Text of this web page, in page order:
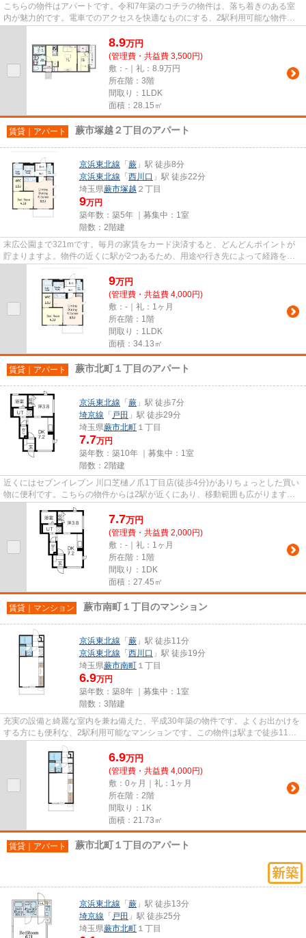
こちらの物件はアパートです。令和7年築のコチラの物件は、落ち着きのある室
内が魅力的です。電車でのアクセスを快適なものにする、2駅利用可能な物件で
8.9万円
(管理費・共益費 3,500円)
敷：-｜礼：8.9万円
所在階：3階
間取り：1LDK
面積：28.15㎡
賃貸｜アパート 蕨市塚越２丁目のアパート
京浜東北線 「 蕨 」駅 徒歩8分
京浜東北線 「 西川口 」駅 徒歩22分
埼玉県蕨市塚越 ２丁目
9万円
築年数：築5年 ｜募集中： 1室
階数：2階建
末広公園まで321mです。毎月の家賃をカード決済すると、どんどんポイントが
貯まりますよ。物件の近くに駅が2つあるため、用途や行き先によって経路を選
9万円
(管理費・共益費 4,000円)
敷：-｜礼：1ヶ月
所在階：1階
間取り：1LDK
面積：34.13㎡
賃貸｜アパート 蕨市北町１丁目のアパート
京浜東北線 「 蕨 」駅 徒歩7分
埼京線 「 戸田 」駅 徒歩29分
埼玉県蕨市北町 １丁目
7.7万円
築年数：築10年 ｜募集中： 1室
階数：2階建
近くにはセブンイレブン 川口芝樋ノ爪1丁目店(徒歩4分)がありちょっとした買い
物に便利です。こちらの物件からは2駅が近くにあり、移動範囲も広がります。
朝に慌てることなく行動する...
7.7万円
(管理費・共益費 2,000円)
敷：-｜礼：1ヶ月
所在階：1階
間取り：1DK
面積：27.45㎡
賃貸｜マンション 蕨市南町１丁目のマンション
京浜東北線 「 蕨 」駅 徒歩11分
京浜東北線 「 西川口 」駅 徒歩19分
埼玉県蕨市南町 １丁目
6.9万円
築年数：築8年 ｜募集中： 1室
階数：3階建
充実の設備と綺麗な室内を兼ね備えた、平成30年築の物件です。よくお出かけを
する方にも便利な、2駅利用可能なマンションです。この物件は駅まで徒歩11分
の立地です。こちらはマンショ...
6.9万円
(管理費・共益費 4,000円)
敷：0ヶ月｜礼：1ヶ月
所在階：2階
間取り：1K
面積：21.73㎡
賃貸｜アパート 蕨市北町１丁目のアパート
京浜東北線 「 蕨 」駅 徒歩13分
埼京線 「 戸田 」駅 徒歩25分
埼玉県蕨市北町 １丁目